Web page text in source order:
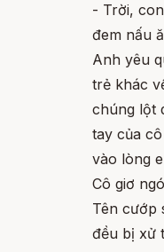
- Trời,
đem nấu
Anh yêu
trẻ khác
chúng lột
tay của
vào lòng
Cô giơ
Tên cướp
đều bị xử